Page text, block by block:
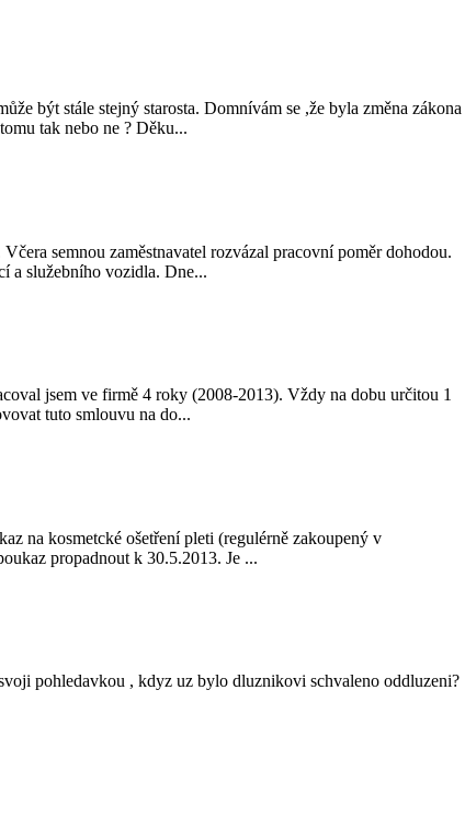
být stále stejný starosta. Domnívám se ,že byla změna zákona
tak nebo ne ? Děku...
semnou zaměstnavatel rozvázal pracovní poměr dohodou.
a služebního vozidla. Dne...
jsem ve firmě 4 roky (2008-2013). Vždy na dobu určitou 1
tuto smlouvu na do...
na kosmetcké ošetření pleti (regulérně zakoupený v
propadnout k 30.5.2013. Je ...
pohledavkou , kdyz uz bylo dluznikovi schvaleno oddluzeni?